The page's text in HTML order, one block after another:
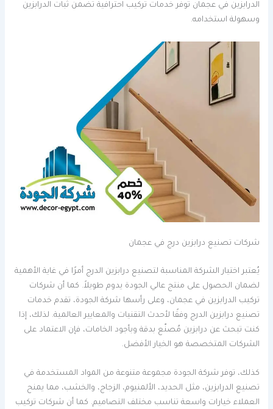
الدرابزين في عجمان توفر خدمات تركيب احترافية تضمن ثبات الدرابزين
وسهولة استخدامه.
شركات تصنيع درابزين درج في عجمان
يُعتبر اختيار الشركة المناسبة لتصنيع درابزين الدرج أمرًا في غاية الأهمية
لضمان الحصول على منتج عالي الجودة يدوم طويلاً. كما أن شركات
تركيب الدرابزين في عجمان، وعلى رأسها شركة الجودة، تقدم خدمات
تصنيع درابزين الدرج وفقًا لأحدث التقنيات والمعايير العالمية. لذلك، إذا
كنت تبحث عن درابزين مُصنّع بدقة وبأجود الخامات، فإن الاعتماد على
الشركات المتخصصة هو الخيار الأفضل.
كذلك، توفر شركة الجودة مجموعة متنوعة من المواد المستخدمة في
تصنيع الدرابزين، مثل الحديد، الألمنيوم، الزجاج، والخشب، مما يمنح
العملاء خيارات واسعة تناسب مختلف التصاميم. كما أن شركات تركيب